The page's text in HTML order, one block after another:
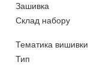
Зашивка
Склад набору
Тематика вишивки
Тип